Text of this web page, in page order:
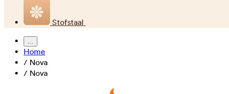
Stofstaal
...
Home
/ Nova
/ Nova